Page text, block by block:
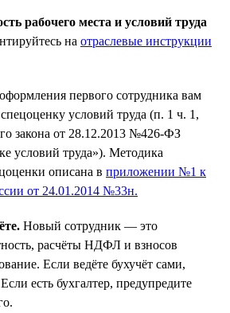
рабочего места и условий труда
на отраслевые инструкции
первого сотрудника вам
условий труда (п. 1 ч. 1,
закона от 28.12.2013 №426-ФЗ
условий труда»). Методика
описана в приложении №1 к
от 24.01.2014 №33н.
Новый сотрудник — это
расчёты НДФЛ и взносов
Если ведёте бухучёт сами,
есть бухгалтер, предупредите